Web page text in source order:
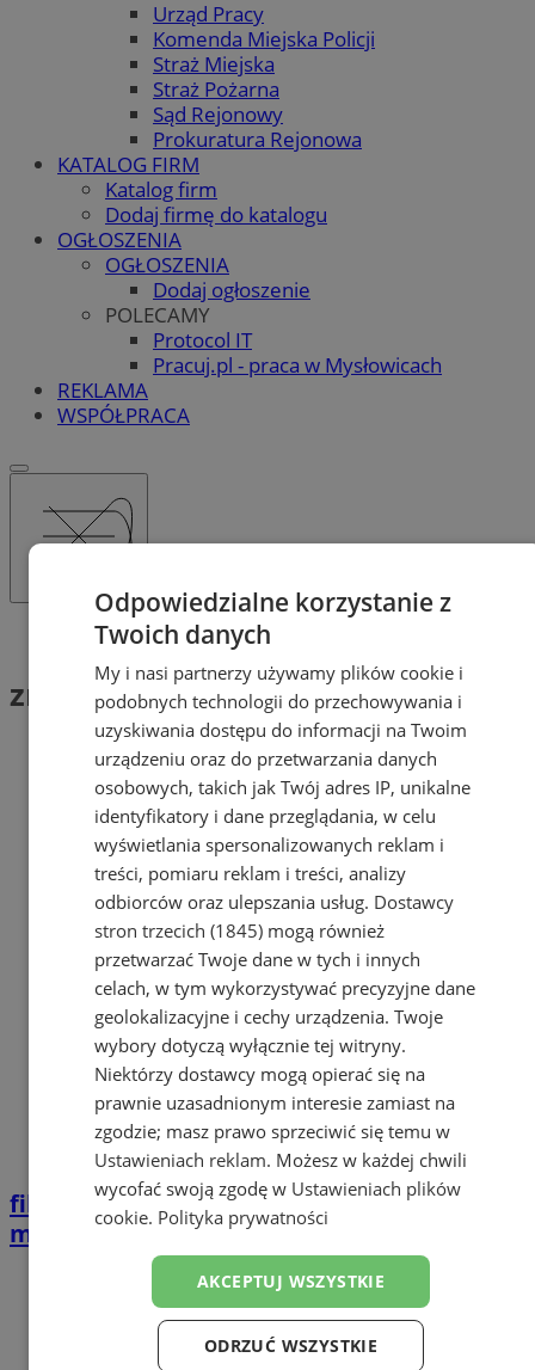
Urząd Pracy
Komenda Miejska Policji
Straż Miejska
Straż Pożarna
Sąd Rejonowy
Prokuratura Rejonowa
KATALOG FIRM
Katalog firm
Dodaj firmę do katalogu
OGŁOSZENIA
OGŁOSZENIA
Dodaj ogłoszenie
POLECAMY
Protocol IT
Pracuj.pl - praca w Mysłowicach
REKLAMA
WSPÓŁPRACA
Tag: zniszczenie mienia
zniszczenie mienia (2)
film
Kamera nagrała sprawców zniszczenia
mienia. Kryminalni proszą o pomoc
Odpowiedzialne korzystanie z
Twoich danych
My i nasi partnerzy używamy plików cookie i
podobnych technologii do przechowywania i
uzyskiwania dostępu do informacji na Twoim
urządzeniu oraz do przetwarzania danych
osobowych, takich jak Twój adres IP, unikalne
identyfikatory i dane przeglądania, w celu
wyświetlania spersonalizowanych reklam i
treści, pomiaru reklam i treści, analizy
odbiorców oraz ulepszania usług. Dostawcy
stron trzecich (1845) mogą również
przetwarzać Twoje dane w tych i innych
celach, w tym wykorzystywać precyzyjne dane
geolokalizacyjne i cechy urządzenia. Twoje
wybory dotyczą wyłącznie tej witryny.
Niektórzy dostawcy mogą opierać się na
prawnie uzasadnionym interesie zamiast na
zgodzie; masz prawo sprzeciwić się temu w
Ustawieniach reklam. Możesz w każdej chwili
wycofać swoją zgodę w Ustawieniach plików
cookie. Polityka prywatności
AKCEPTUJ WSZYSTKIE
ODRZUĆ WSZYSTKIE